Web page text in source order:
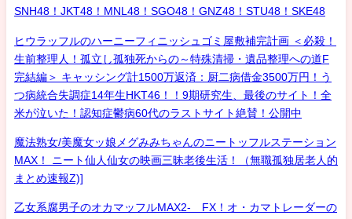
SNH48！JKT48！MNL48！SGO48！GNZ48！STU48！SKE48
ヒウラッフルのハーニーフィニッシュゴミ屋敷補完計画 ＜必殺！
生前整理人！孤立し孤独死からの～特殊清掃・遺品整理への道F
完結編＞ キャッシング計1500万返済：厨二病借金3500万円！う
つ病統合失調症14年生HKT46！！9期研究生、最後のサイト！全
米が泣いた！認知症鬱病60代のラストサイト絶賛！公開中
魔法熟女/美魔女ッ娘メグみみちゃんのニートッフルステーション
MAX！ ニート仙人仙女の映画三昧老後生活！（無職孤独居老人的
まとめ速報Z)]
乙女系腐男子のオカマッフルMAX2- FX！オ・カマトレーダーの